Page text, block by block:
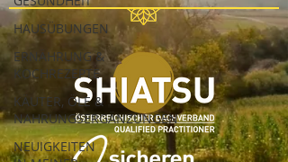
HAUSÜBUNGEN
ERNÄHRUNG &
KOCHREZEPTE
KÄUTER, ÖLE &
NAHRUNGSERGÄNZUNGEN
NEUIGKEITEN